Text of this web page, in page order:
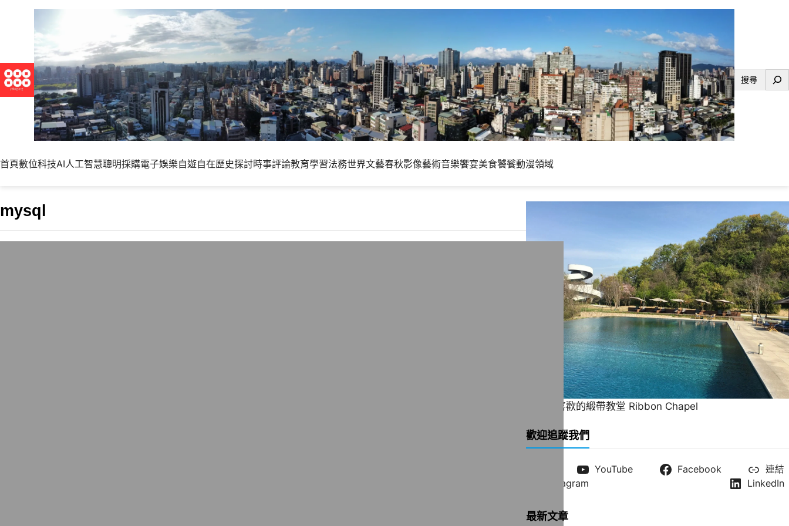
搜
首頁數位科技AI人工智慧聰明採購電子娛樂自遊自在歷史探討時事評論教育學習法務世界文藝春秋影像藝術音樂饗宴美食饕餮動漫領域
mysql
一直很喜歡的緞帶教堂 Ribbon Chapel
歡迎追蹤我們
YouTube Facebook
連結
Instagram
LinkedIn
最新文章